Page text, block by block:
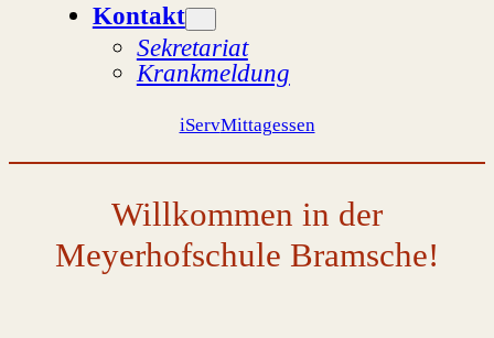
Kontakt
Sekretariat
Krankmeldung
iServMittagessen
Willkommen in der
Meyerhofschule Bramsche!